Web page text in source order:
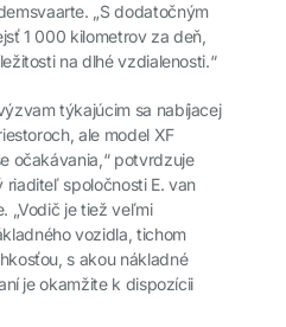
„S dodatočným
1 000 kilometrov za deň,
na dlhé vzdialenosti.“
týkajúcim sa nabíjacej
ale model XF
očakávania,“ potvrdzuje
riaditeľ spoločnosti E. van
„Vodič je tiež veľmi
vozidla, tichom
s akou nákladné
je okamžite k dispozícii